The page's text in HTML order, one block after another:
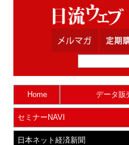
Home データ販
セミナーNAVI
日本ネット経済新聞